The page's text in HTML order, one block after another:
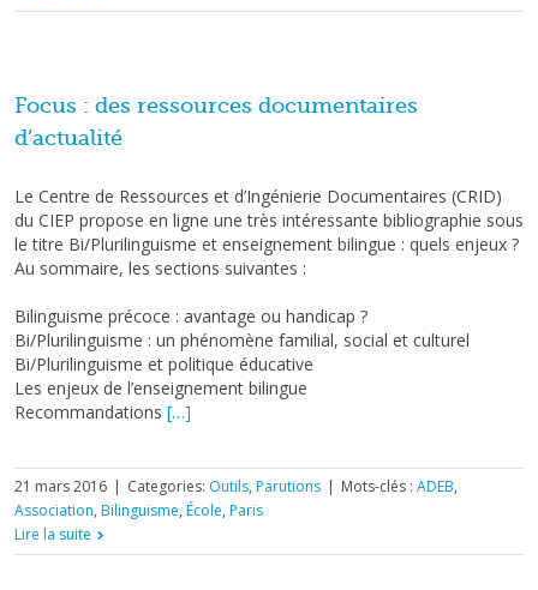
Focus : des ressources documentaires
d’actualité
Le Centre de Ressources et d’Ingénierie Documentaires (CRID)
du CIEP propose en ligne une très intéressante bibliographie sous
le titre Bi/Plurilinguisme et enseignement bilingue : quels enjeux ?
Au sommaire, les sections suivantes :
Bilinguisme précoce : avantage ou handicap ?
Bi/Plurilinguisme : un phénomène familial, social et culturel
Bi/Plurilinguisme et politique éducative
Les enjeux de l’enseignement bilingue
Recommandations […]
21 mars 2016 | Categories: Outils, Parutions | Mots-clés : ADEB,
Association, Bilinguisme, École, Paris
Lire la suite